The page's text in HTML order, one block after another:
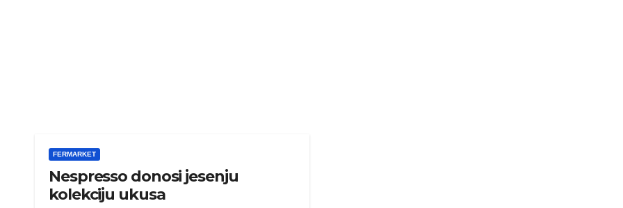
FERMARKET
Nespresso donosi jesenju
kolekciju ukusa